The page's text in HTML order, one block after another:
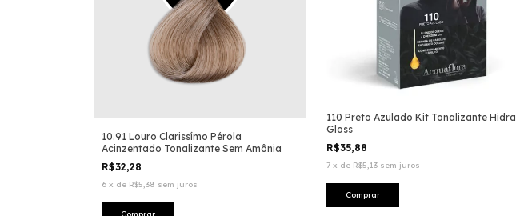
10.91 Louro Clarissímo Pérola
Acinzentado Tonalizante Sem Amônia
R$32,28
6 x de R$5,38 sem juros
110 Preto Azulado Kit Tonalizante Hidra
Gloss
R$35,88
7 x de R$5,13 sem juros